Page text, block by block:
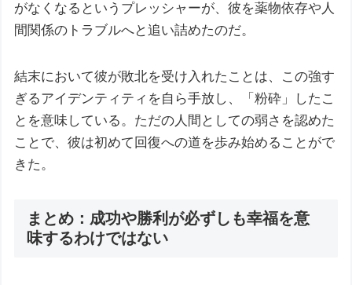
がなくなるというプレッシャーが、彼を薬物依存や人
間関係のトラブルへと追い詰めたのだ。
結末において彼が敗北を受け入れたことは、この強す
ぎるアイデンティティを自ら手放し、「粉砕」したこ
とを意味している。ただの人間としての弱さを認めた
ことで、彼は初めて回復への道を歩み始めることがで
きた。
まとめ：成功や勝利が必ずしも幸福を意
味するわけではない